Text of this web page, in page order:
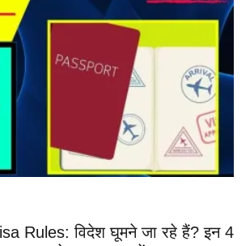
Rules: विदेश घूमने जा रहे हैं? इन 4